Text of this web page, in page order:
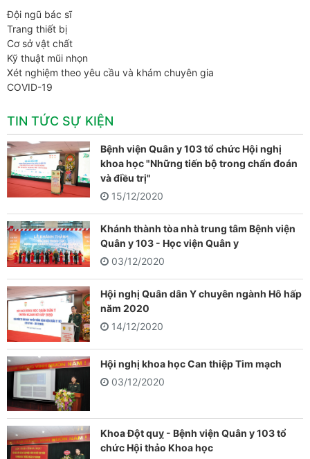
Đội ngũ bác sĩ
Trang thiết bị
Cơ sở vật chất
Kỹ thuật mũi nhọn
Xét nghiệm theo yêu cầu và khám chuyên gia
COVID-19
TIN TỨC SỰ KIỆN
Bệnh viện Quân y 103 tổ chức Hội nghị
khoa học "Những tiến bộ trong chẩn đoán
và điều trị"
15/12/2020
Khánh thành tòa nhà trung tâm Bệnh viện
Quân y 103 - Học viện Quân y
03/12/2020
Hội nghị Quân dân Y chuyên ngành Hô hấp
năm 2020
14/12/2020
Hội nghị khoa học Can thiệp Tim mạch
03/12/2020
Khoa Đột quỵ - Bệnh viện Quân y 103 tổ
chức Hội thảo Khoa học